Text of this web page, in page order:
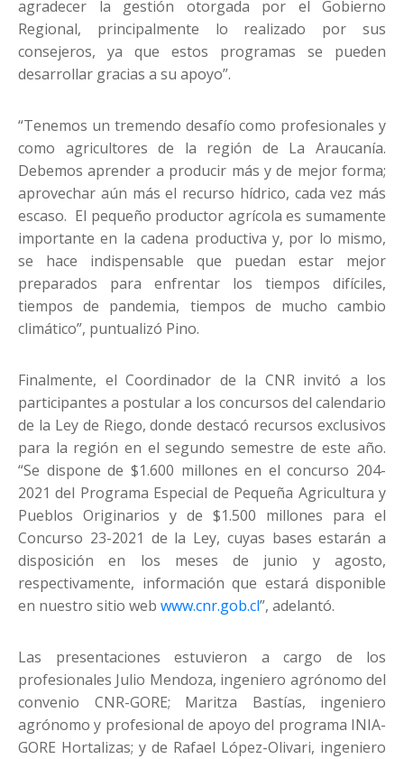
agradecer la gestión otorgada por el Gobierno
Regional, principalmente lo realizado por sus
consejeros, ya que estos programas se pueden
desarrollar gracias a su apoyo”.
“Tenemos un tremendo desafío como profesionales y
como agricultores de la región de La Araucanía.
Debemos aprender a producir más y de mejor forma;
aprovechar aún más el recurso hídrico, cada vez más
escaso. El pequeño productor agrícola es sumamente
importante en la cadena productiva y, por lo mismo,
se hace indispensable que puedan estar mejor
preparados para enfrentar los tiempos difíciles,
tiempos de pandemia, tiempos de mucho cambio
climático”, puntualizó Pino.
Finalmente, el Coordinador de la CNR invitó a los
participantes a postular a los concursos del calendario
de la Ley de Riego, donde destacó recursos exclusivos
para la región en el segundo semestre de este año.
“Se dispone de $1.600 millones en el concurso 204-
2021 del Programa Especial de Pequeña Agricultura y
Pueblos Originarios y de $1.500 millones para el
Concurso 23-2021 de la Ley, cuyas bases estarán a
disposición en los meses de junio y agosto,
respectivamente, información que estará disponible
en nuestro sitio web www.cnr.gob.cl”, adelantó.
Las presentaciones estuvieron a cargo de los
profesionales Julio Mendoza, ingeniero agrónomo del
convenio CNR-GORE; Maritza Bastías, ingeniero
agrónomo y profesional de apoyo del programa INIA-
GORE Hortalizas; y de Rafael López-Olivari, ingeniero